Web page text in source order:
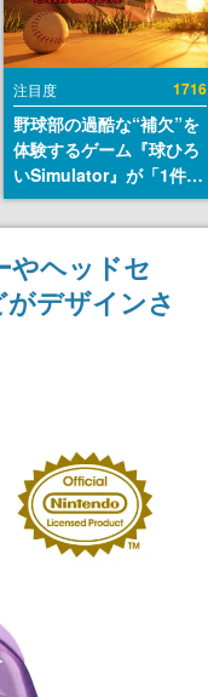
注目度 1716
野球部の過酷な“補欠”を
体験するゲーム『球ひろ
いSimulator』が「1件」
のウィッシュリストをも
とにチェコ語に対応し
SNSで話題に。『キング
ダム・カム』開発元やチ
ェコのプロ野球選手から
やヘッドセ
デザインさ